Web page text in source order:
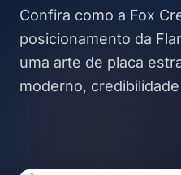
Confira como a Fox
posicionamento da
uma arte de placa
moderno, credibilidade